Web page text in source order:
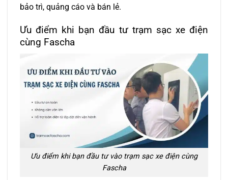
bảo trì, quảng cáo và bán lẻ.
Ưu điểm khi bạn đầu tư trạm sạc xe điện
cùng Fascha
Ưu điểm khi bạn đầu tư vào trạm sạc xe điện cùng
Fascha